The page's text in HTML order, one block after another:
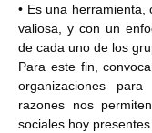
• Es una
valiosa, y con un
de cada uno de los
Para este fin,
organizaciones
razones nos
sociales hoy presentes.